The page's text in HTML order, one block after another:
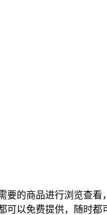
要的商品进行浏览查
以免费提供，随时